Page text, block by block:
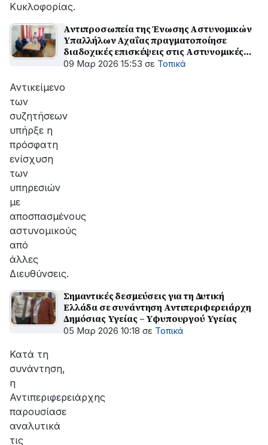
Κυκλοφορίας.
Αντιπροσωπεία της Ένωσης Αστυνομικών
Υπαλλήλων Αχαΐας πραγματοποίησε
διαδοχικές επισκέψεις στις Αστυνομικές
Υπηρεσίες και τον Δήμο Αιγιαλείας
09 Μαρ 2026 15:53 σε Τοπικά
Αντικείμενο
των
συζητήσεων
υπήρξε η
πρόσφατη
ενίσχυση
των
υπηρεσιών
με
αποσπασμένους
αστυνομικούς
από
άλλες
Διευθύνσεις.
Σημαντικές δεσμεύσεις για τη Δυτική
Ελλάδα σε συνάντηση Αντιπεριφερειάρχη
Δημόσιας Υγείας – Υφυπουργού Υγείας
05 Μαρ 2026 10:18 σε Τοπικά
Κατά τη
συνάντηση,
η
Αντιπεριφερειάρχης
παρουσίασε
αναλυτικά
τις